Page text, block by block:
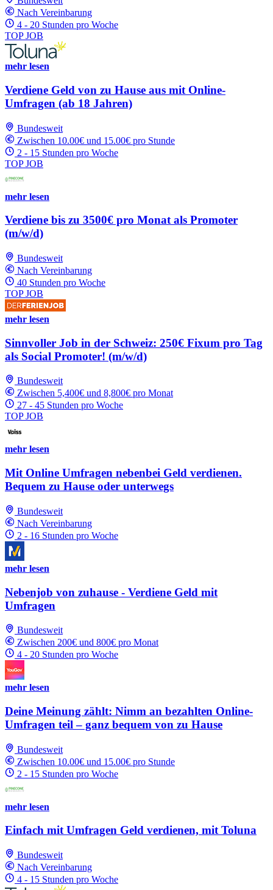
Nach Vereinbarung
4 - 20 Stunden pro Woche
TOP JOB
mehr lesen
Verdiene Geld von zu Hause aus mit Online-
Umfragen (ab 18 Jahren)
Bundesweit
Zwischen 10.00€ und 15.00€ pro Stunde
2 - 15 Stunden pro Woche
TOP JOB
mehr lesen
Verdiene bis zu 3500€ pro Monat als Promoter
(m/w/d)
Bundesweit
Nach Vereinbarung
40 Stunden pro Woche
TOP JOB
mehr lesen
Sinnvoller Job in der Schweiz: 250€ Fixum pro Tag
als Social Promoter! (m/w/d)
Bundesweit
Zwischen 5,400€ und 8,800€ pro Monat
27 - 45 Stunden pro Woche
TOP JOB
mehr lesen
Mit Online Umfragen nebenbei Geld verdienen.
Bequem zu Hause oder unterwegs
Bundesweit
Nach Vereinbarung
2 - 16 Stunden pro Woche
mehr lesen
Nebenjob von zuhause - Verdiene Geld mit
Umfragen
Bundesweit
Zwischen 200€ und 800€ pro Monat
4 - 20 Stunden pro Woche
mehr lesen
Deine Meinung zählt: Nimm an bezahlten Online-
Umfragen teil – ganz bequem von zu Hause
Bundesweit
Zwischen 10.00€ und 15.00€ pro Stunde
2 - 15 Stunden pro Woche
mehr lesen
Einfach mit Umfragen Geld verdienen, mit Toluna
Bundesweit
Nach Vereinbarung
4 - 15 Stunden pro Woche